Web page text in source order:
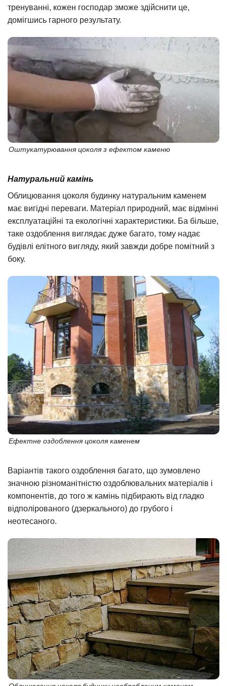
тренуванні, кожен господар зможе здійснити це,
домігшись гарного результату.
Оштукатурювання цоколя з ефектом каменю
Натуральний камінь
Облицювання цоколя будинку натуральним каменем
має вигідні переваги. Матеріал природний, має відмінні
експлуатаційні та екологічні характеристики. Ба більше,
таке оздоблення виглядає дуже багато, тому надає
будівлі елітного вигляду, який завжди добре помітний з
боку.
Ефектне оздоблення цоколя каменем
Варіантів такого оздоблення багато, що зумовлено
значною різноманітністю оздоблювальних матеріалів і
компонентів, до того ж камінь підбирають від гладко
відполірованого (дзеркального) до грубого і
неотесаного.